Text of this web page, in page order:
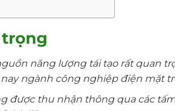
năng lượng tái tạo rất quan
ngành công nghiệp điện mặt
được thu nhận thông qua các